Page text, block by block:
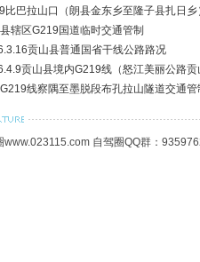
比巴拉山口（朗县金东乡至隆子县扎日
辖区G219国道临时交通管制
贡山县普通国省干线公路路况
贡山县境内G219线（怒江美丽公路
线察隅至墨脱段布孔拉山隧道交通管
www.023115.com 自驾圈QQ群：